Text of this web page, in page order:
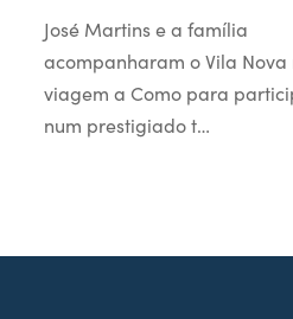
José Martins e a família
acompanharam o Vila Nova
viagem a Como para
num prestigiado t…